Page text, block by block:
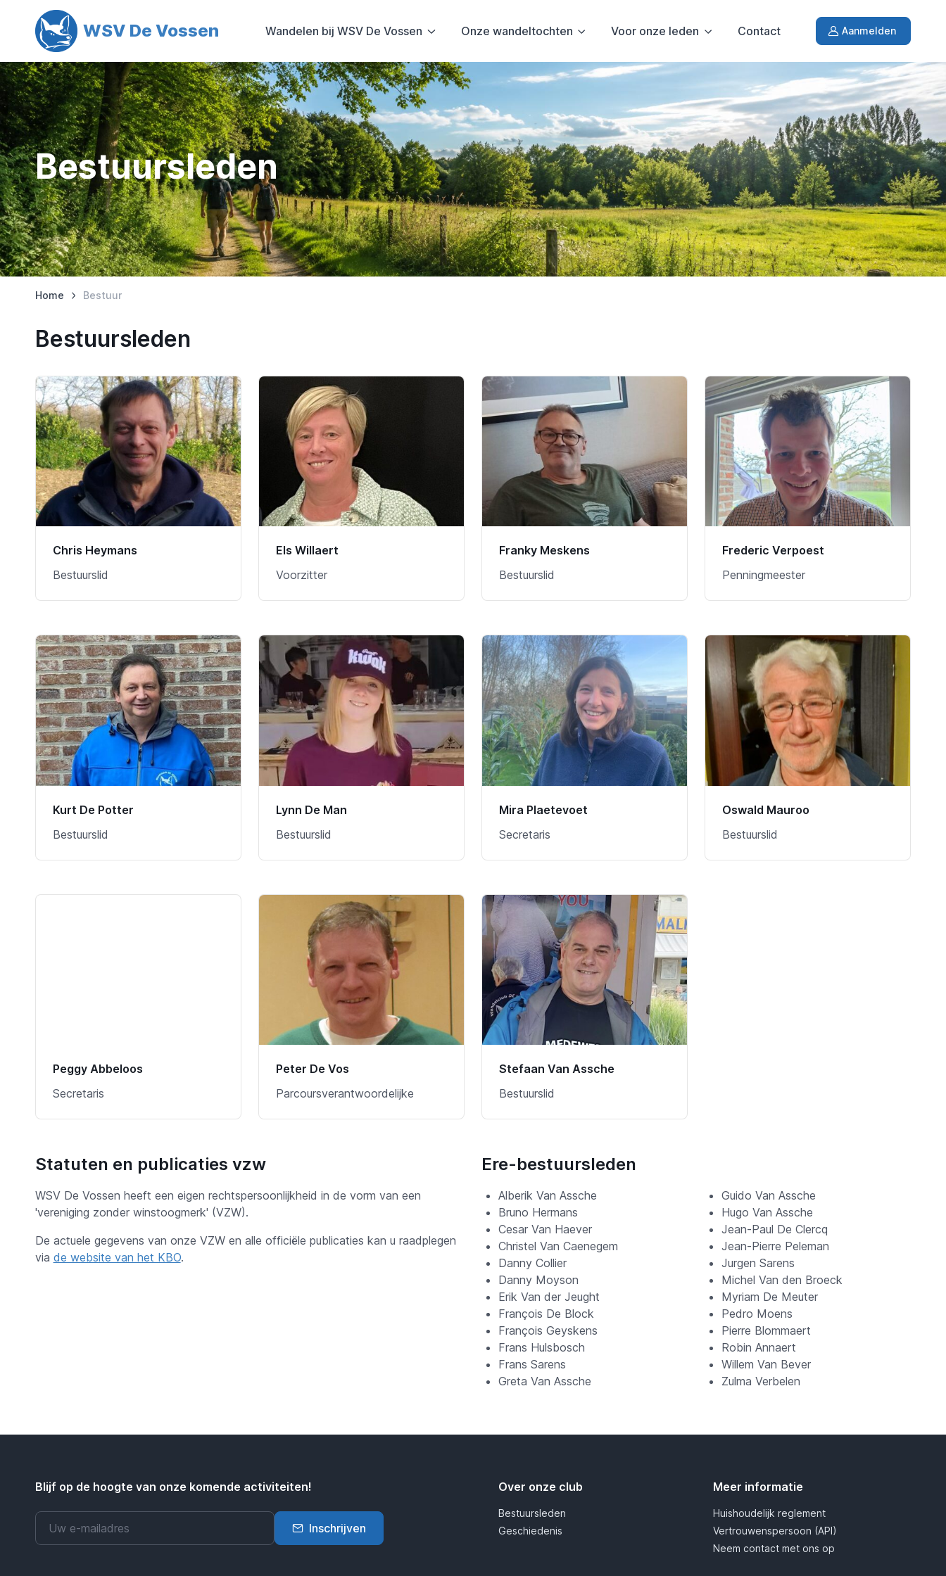
WSV De Vossen Wandelen bij WSV De Vossen Onze wandeltochten Voor onze leden Contact Aanmelden
Bestuursleden
Home Bestuur
Bestuursleden
Chris Heymans
Bestuurslid
Els Willaert
Voorzitter
Franky Meskens
Bestuurslid
Frederic Verpoest
Penningmeester
Kurt De Potter
Bestuurslid
Lynn De Man
Bestuurslid
Mira Plaetevoet
Secretaris
Oswald Mauroo
Bestuurslid
Peggy Abbeloos
Secretaris
Peter De Vos
Parcoursverantwoordelijke
Stefaan Van Assche
Bestuurslid
Statuten en publicaties vzw
WSV De Vossen heeft een eigen rechtspersoonlijkheid in de vorm van een
'vereniging zonder winstoogmerk' (VZW).
De actuele gegevens van onze VZW en alle officiële publicaties kan u raadplegen
via de website van het KBO.
Ere-bestuursleden
Alberik Van Assche
Bruno Hermans
Cesar Van Haever
Christel Van Caenegem
Danny Collier
Danny Moyson
Erik Van der Jeught
François De Block
François Geyskens
Frans Hulsbosch
Frans Sarens
Greta Van Assche
Guido Van Assche
Hugo Van Assche
Jean-Paul De Clercq
Jean-Pierre Peleman
Jurgen Sarens
Michel Van den Broeck
Myriam De Meuter
Pedro Moens
Pierre Blommaert
Robin Annaert
Willem Van Bever
Zulma Verbelen
Blijf op de hoogte van onze komende activiteiten!
Inschrijven
Over onze club
Bestuursleden
Geschiedenis
Meer informatie
Huishoudelijk reglement
Vertrouwenspersoon (API)
Neem contact met ons op